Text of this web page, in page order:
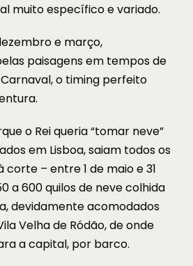
muito específico e variado.
e março,
paisagens em tempos de
o timing perfeito
o Rei queria “tomar neve”
em Lisboa, saiam todos os
corte – entre 1 de maio e 31
a 600 quilos de neve colhida
devidamente acomodados
Velha de Ródão, de onde
a capital, por barco.